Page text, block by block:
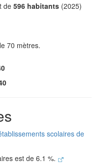
de 596 habitants (2025)
70 mètres.
scolaires de
est de 6.1 %.